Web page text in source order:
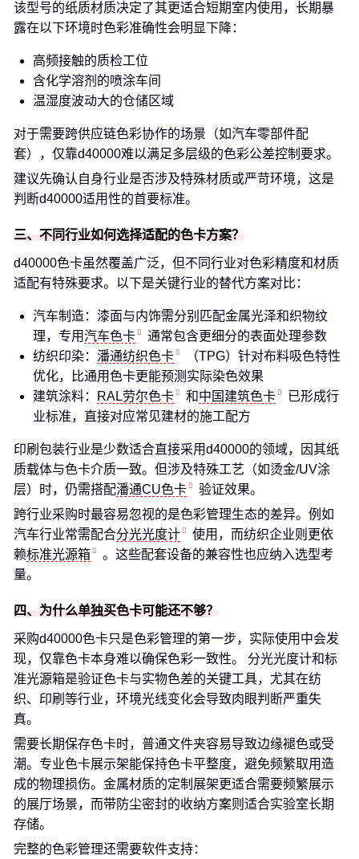
该型号的纸质材质决定了其更适合短期室内使用，长期暴
露在以下环境时色彩准确性会明显下降：
高频接触的质检工位
含化学溶剂的喷涂车间
温湿度波动大的仓储区域
对于需要跨供应链色彩协作的场景（如汽车零部件配
套），仅靠d40000难以满足多层级的色彩公差控制要求。
建议先确认自身行业是否涉及特殊材质或严苛环境，这是
判断d40000适用性的首要标准。
三、不同行业如何选择适配的色卡方案？
d40000色卡虽然覆盖广泛，但不同行业对色彩精度和材质
适配有特殊要求。以下是关键行业的替代方案对比：
汽车制造：漆面与内饰需分别匹配金属光泽和织物纹
理，专用汽车色卡
通常包含更细分的表面处理参数
纺织印染： 潘通纺织色卡
（TPG）针对布料吸色特性
优化，比通用色卡更能预测实际染色效果
建筑涂料：
RAL劳尔色卡 和中国建筑色卡
已形成行
业标准，直接对应常见建材的施工配方
印刷包装行业是少数适合直接采用d40000的领域，因其纸
质载体与色卡介质一致。但涉及特殊工艺（如烫金/UV涂
层）时，仍需搭配潘通CU色卡
验证效果。
跨行业采购时最容易忽视的是色彩管理生态的差异。例如
汽车行业常需配合分光光度计
使用，而纺织企业则更依
赖标准光源箱
。这些配套设备的兼容性也应纳入选型考
量。
四、为什么单独买色卡可能还不够？
采购d40000色卡只是色彩管理的第一步，实际使用中会发
现，仅靠色卡本身难以确保色彩一致性。 分光光度计和标
准光源箱是验证色卡与实物色差的关键工具，尤其在纺
织、印刷等行业，环境光线变化会导致肉眼判断严重失
真。
需要长期保存色卡时，普通文件夹容易导致边缘褪色或受
潮。专业色卡展示架能保持色卡平整度，避免频繁取用造
成的物理损伤。金属材质的定制展架更适合需要频繁展示
的展厅场景，而带防尘密封的收纳方案则适合实验室长期
存储。
完整的色彩管理还需要软件支持：